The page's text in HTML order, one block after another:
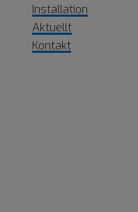
Installation
Aktuellt
Kontakt